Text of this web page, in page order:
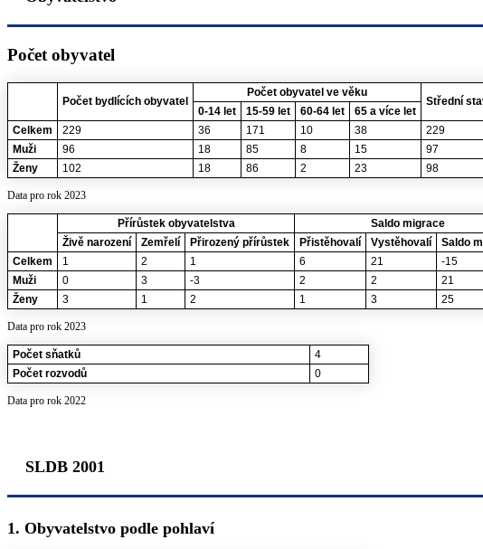
Počet obyvatel
Počet bydlících obyvatel
Počet obyvatel ve věku
Střední
0-14 let 15-59 let 60-64 let
65 a více let
Celkem
229 36 171 10 38
229
Muži
96 18 85 8 15
97
Ženy
102 18 86 2 23 98
Data pro rok 2023
Přírůstek obyvatelstva Saldo migrace
Živě narození Zemřelí Přirozený přírůstek Přistěhovalí Vystěhovalí
Saldo
Celkem
1 2 1 6 21 -15
Muži
0 3 -3 2 2 21
Ženy
3 1 2 1 3 25
Data pro rok 2023
Počet sňatků
4
Počet rozvodů
0
Data pro rok 2022
SLDB 2001
1. Obyvatelstvo podle pohlaví